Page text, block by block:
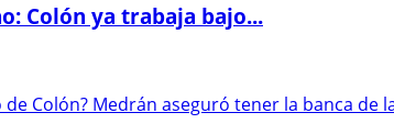
Colón ya trabaja bajo...